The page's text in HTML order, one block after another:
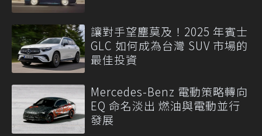
讓對手望塵莫及！2025 年賓士
GLC 如何成為台灣 SUV 市場的
最佳投資
Mercedes-Benz 電動策略轉向
EQ 命名淡出 燃油與電動並行
發展